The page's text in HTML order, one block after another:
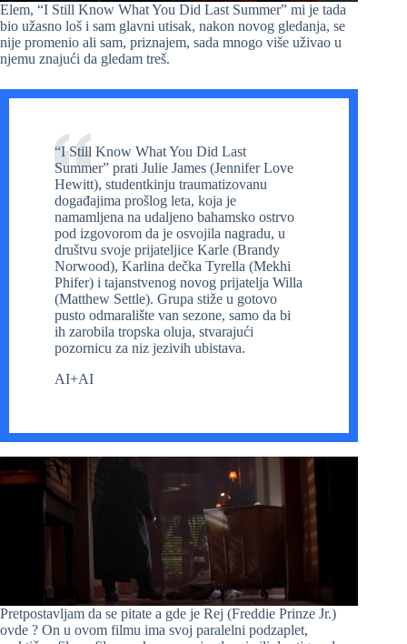
Elem, “I Still Know What You Did Last Summer” mi je tada
bio užasno loš i sam glavni utisak, nakon novog gledanja, se
nije promenio ali sam, priznajem, sada mnogo više uživao u
njemu znajući da gledam treš.
“I Still Know What You Did Last
Summer” prati Julie James (Jennifer Love
Hewitt), studentkinju traumatizovanu
događajima prošlog leta, koja je
namamljena na udaljeno bahamsko ostrvo
pod izgovorom da je osvojila nagradu, u
društvu svoje prijateljice Karle (Brandy
Norwood), Karlina dečka Tyrella (Mekhi
Phifer) i tajanstvenog novog prijatelja Willa
(Matthew Settle). Grupa stiže u gotovo
pusto odmaralište van sezone, samo da bi
ih zarobila tropska oluja, stvarajući
pozornicu za niz jezivih ubistava.
AI+AI
Pretpostavljam da se pitate a gde je Rej (Freddie Prinze Jr.)
ovde ? On u ovom filmu ima svoj paralelni podzaplet,